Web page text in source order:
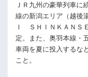
ＪＲ九州の豪華列車
線の新潟エリア（越後
Ｉ ＳＨＩＮＫＡＮＳ
定。また、奥羽本線・
車両を夏に投入するな
こと。